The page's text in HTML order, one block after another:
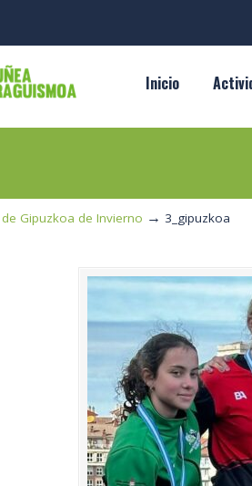
Inicio
Gipuzkoa de Invierno → 3_gipuzkoa